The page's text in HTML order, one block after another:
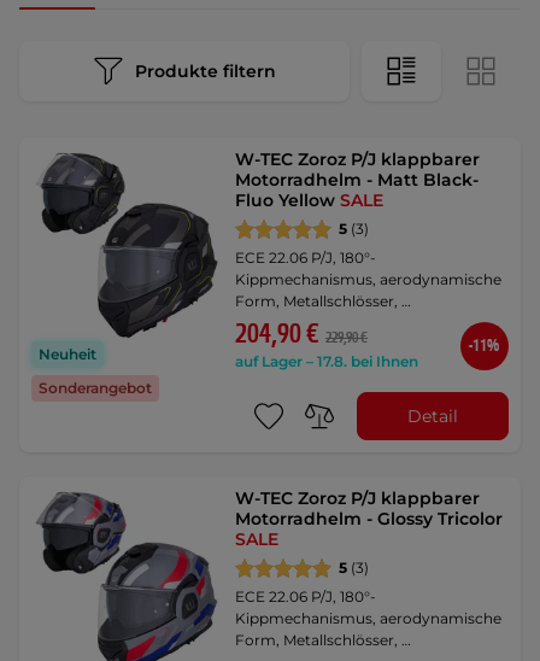
Produkte filtern
Neuheit
Sonderangebot
W-TEC Zoroz P/J klappbarer
Motorradhelm - Matt Black-
Fluo YellowSALE
5 (3)
ECE 22.06 P/J, 180°-
Kippmechanismus, aerodynamische
Form, Metallschlösser, …
204,90 € 229,90 €
auf Lager – 17.8. bei Ihnen
-11%
Detail
W-TEC Zoroz P/J klappbarer
Motorradhelm - Glossy Tricolor
SALE
5 (3)
ECE 22.06 P/J, 180°-
Kippmechanismus, aerodynamische
Form, Metallschlösser, …